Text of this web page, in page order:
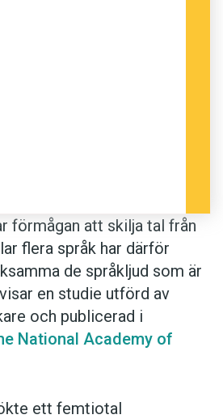
förmågan att skilja tal från
flera språk har därför
de språkljud som är
en studie utförd av
och publicerad i
National Academy of
ett femtiotal